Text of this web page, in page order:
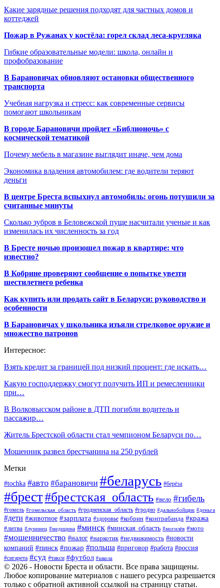
Какие зарядные решения подходят для частных домов и
коттеджей
Пожар в Ружанах у костёла: горел склад леса-кругляка
Гибкие образовательные модели: школа, онлайн и
профобразование
В Барановичах обновляют остановки общественного
транспорта
Учебная нагрузка и стресс: как современные сервисы
помогают школьникам
В городе Барановичи пройдет «Библионочь» с
космической тематикой
Почему мебель в магазине выглядит иначе, чем дома
Экономика владения автомобилем: где водители теряют
деньги
В центре Бреста вспыхнул автомобиль: огонь потушили за
считанные минуты
Сколько зубров в Беловежской пуще насчитали ученые и как
изменилась их численность за год
В Бресте ночью произошел пожар в квартире: что
известно?
В Кобрине проверяют сообщение о попытке увезти
шестилетнего ребенка
Как купить или продать сайт в Беларуси: руководство и
особенности
В Барановичах у школьника изъяли стрелковое оружие и
множество патронов
Интересное:
Взять кредит за границей под низкий процент: где искать…
Какую господдержку смогут получить ИП и ремесленники
при…
В Волковысском районе в ДТП погибли водитель и
пассажир…
Житель Брестской области стал чемпионом Беларуси по…
Мошенник развел брестчанина на 250 рублей
Метки
#tochka #авто #барановичи #беларусь #берёза
#брест#брестская_область #вело #гибель
#гомель #гомельская_область #гродненская_область #гродно #дальнобойщик #деньга
#дети #животное #зарплата #здоровье #кобрин #контрабанда #кража
#литва #лунинец #медицина #минск #минская_область #могилёв #мото
#мошенничество #налог #наркотик #недвижимость #новости
компаний #пинск #пожар #польша #приговор #работа #россия
#сигарета #суд #такси #футбол #школа
© 2026 - Новости Бреста и области. Все права защищены.
Любое копирование материалов с нашего ресурса разрешается
только с обратной активной ссылкой на страницу статьи.